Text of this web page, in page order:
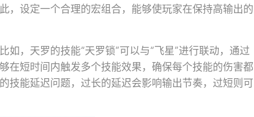
，设定一个合理的宏组合，能够使玩家在保持高输出的
，天罗的技能“天罗锁”可以与“飞星”进行联动，通过
在短时间内触发多个技能效果，确保每个技能的伤害都
技能延迟问题，过长的延迟会影响输出节奏，过短则可